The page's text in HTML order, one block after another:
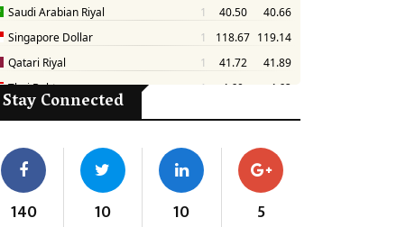
Stay Connected
140 10 10 5